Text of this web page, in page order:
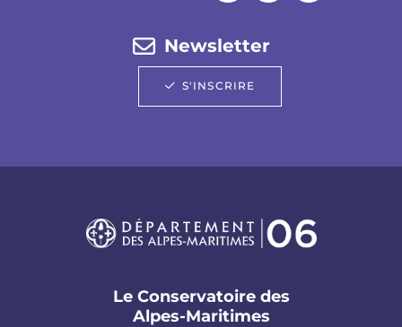
Newsletter
S'INSCRIRE
Le Conservatoire des
Alpes-Maritimes